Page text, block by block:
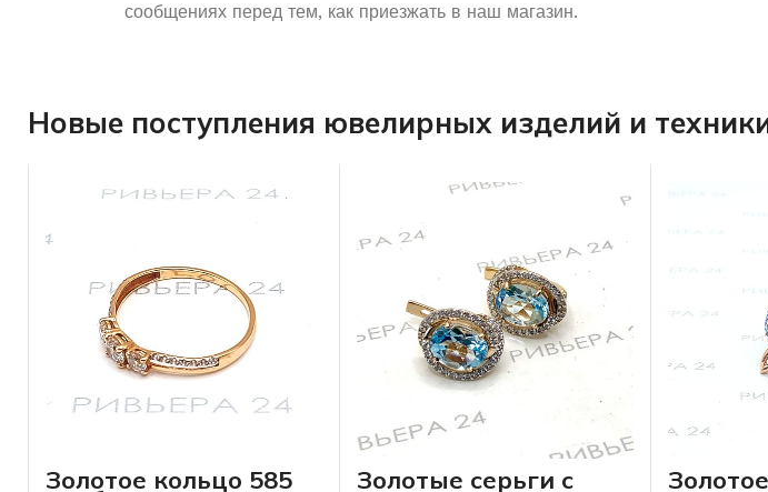
сообщениях перед тем, как приезжать в наш магазин.
Новые поступления ювелирных изделий и
Золотое кольцо 585 Золотые серьги с